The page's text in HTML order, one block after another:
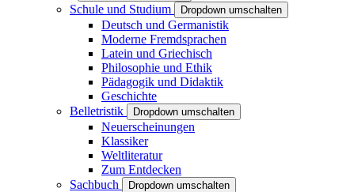
Schule und Studium Dropdown umschalten
Deutsch und Germanistik
Moderne Fremdsprachen
Latein und Griechisch
Philosophie und Ethik
Pädagogik und Didaktik
Geschichte
Belletristik
Dropdown umschalten
Neuerscheinungen
Klassiker
Weltliteratur
Zum Entdecken
Sachbuch
Dropdown umschalten